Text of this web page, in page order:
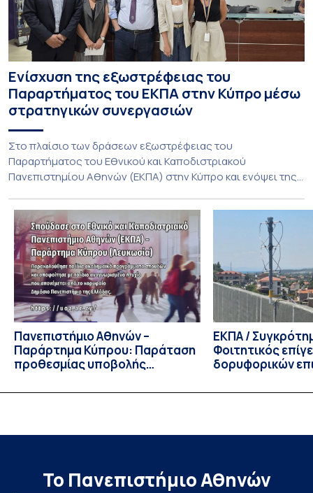
Ενίσχυση της εξωστρέφειας του
Παραρτήματος του ΕΚΠΑ στην Κύπρο μέσω
στρατηγικών συνεργασιών
Στο πλαίσιο των δράσεων εξωστρέφειας του
Παραρτήματος του Εθνικού και Καποδιστριακού
Πανεπιστημίου Αθηνών (ΕΚΠΑ) στην Κύπρο και ενόψει της
Τμήματος Οικονομικών Επιστημών και του Τμήματος
Διοίκησης Επιχειρήσεων και Οργανισμών τον Σεπτέμβριο
του 2026, ο Κοσμήτορας της Σχολής Οικονομικών και
Πολιτικών Επιστημών, Καθηγητής Νικόλαος Ηρειώτης, και ο
Πρόεδρος του Τμήματος […]
Πανεπιστήμιο Αθηνών –
Παράρτημα Κύπρου: Παράταση
προθεσμίας υποβολής
υποψηφίων
ΕΚΠΑ /
Φοιτητικός
δορυφορικών
Το Πανεπιστήμιο Αθηνών